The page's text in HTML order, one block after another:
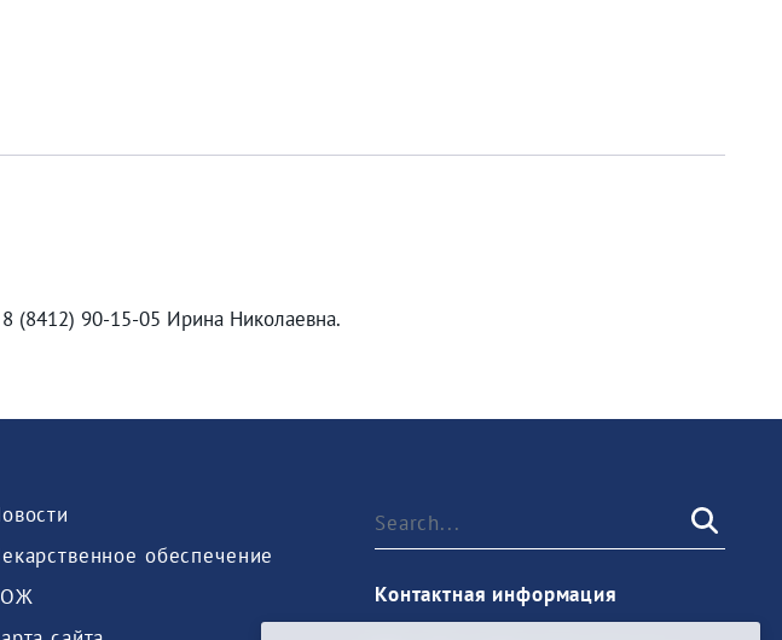
(8412) 90-15-05 Ирина Николаевна.
обеспечение
Контактная информация